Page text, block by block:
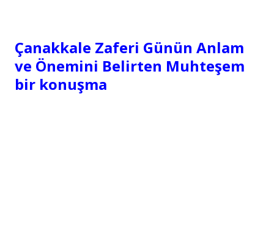
Çanakkale Zaferi Günün Anlam
ve Önemini Belirten Muhteşem
bir konuşma